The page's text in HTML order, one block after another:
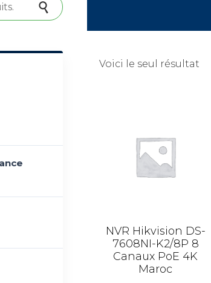
Voici le seul résultat
NVR Hikvision DS-
7608NI-K2/8P 8
Canaux PoE 4K
Maroc